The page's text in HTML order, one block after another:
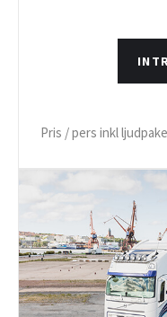
Pris / pers inkl